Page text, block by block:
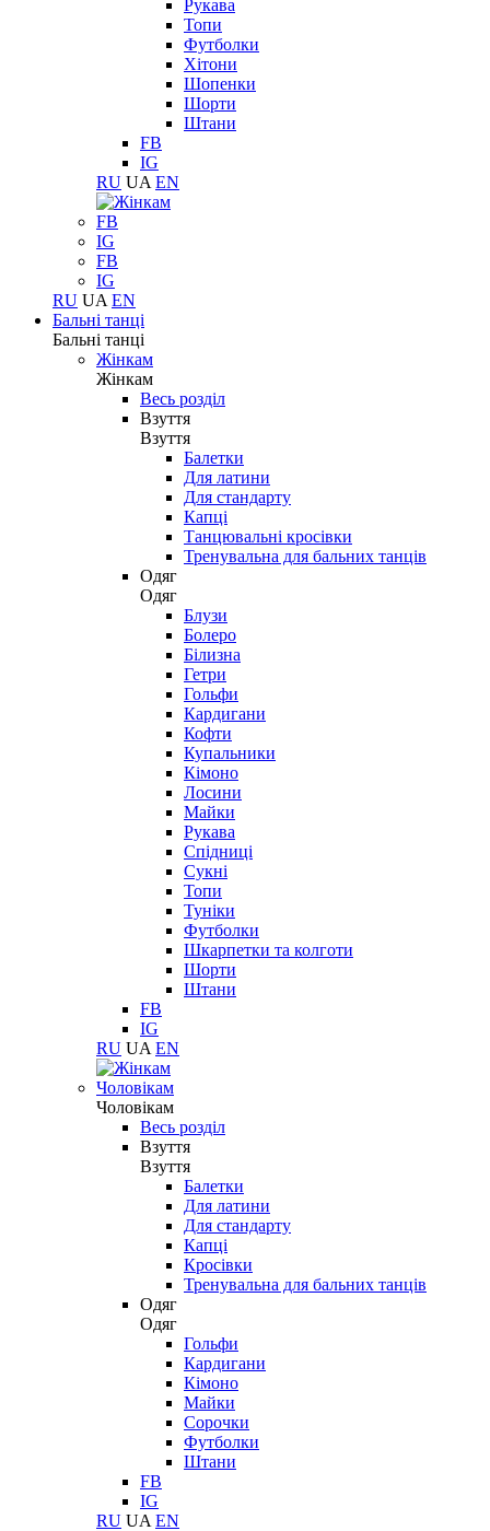
Рукава
Топи
Футболки
Хітони
Шопенки
Шорти
Штани
FB
IG
RU UA EN
FB
IG
FB
IG
RU UA EN
Бальні танці
Бальні танці
Жінкам
Жінкам
Весь розділ
Взуття
Взуття
Балетки
Для латини
Для стандарту
Капці
Танцювальні кросівки
Тренувальна для бальних танців
Одяг
Одяг
Блузи
Болеро
Білизна
Гетри
Гольфи
Кардигани
Кофти
Купальники
Кімоно
Лосини
Майки
Рукава
Спідниці
Сукні
Топи
Туніки
Футболки
Шкарпетки та колготи
Шорти
Штани
FB
IG
RU UA EN
Чоловікам
Чоловікам
Весь розділ
Взуття
Взуття
Балетки
Для латини
Для стандарту
Капці
Кросівки
Тренувальна для бальних танців
Одяг
Одяг
Гольфи
Кардигани
Кімоно
Майки
Сорочки
Футболки
Штани
FB
IG
RU UA EN